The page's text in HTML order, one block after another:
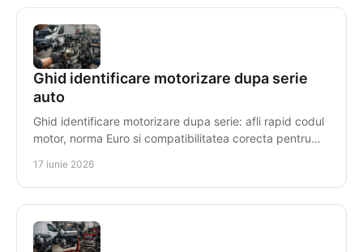
Ghid identificare motorizare dupa serie
auto
Ghid identificare motorizare dupa serie: afli rapid codul
motor, norma Euro si compatibilitatea corecta pentru
17 iunie 2026